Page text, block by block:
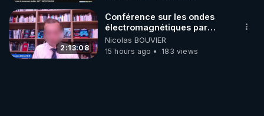
2:13:08
Conférence sur les ondes
électromagnétiques par
Grégoire Caustru et Bart de
Wever !
Nicolas BOUVIER
15 hours ago
183 views